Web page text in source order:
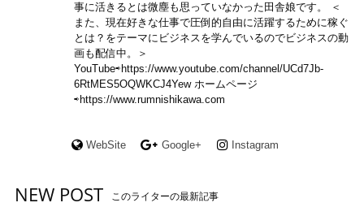
事に活きるとは微塵も思っていなかった田舎娘です。 ＜
また、現在好きな仕事で圧倒的自由に活躍するために稼ぐ
とは？をテーマにビジネスを学んでいるのでビジネスの動
画も配信中。＞
YouTube⇨https://www.youtube.com/channel/UCd7Jb-
6RtMES5OQWKCJ4Yew ホームページ
⇨https://www.rumnishikawa.com
WebSite Google+ Instagram
NEW POST このライターの最新記事